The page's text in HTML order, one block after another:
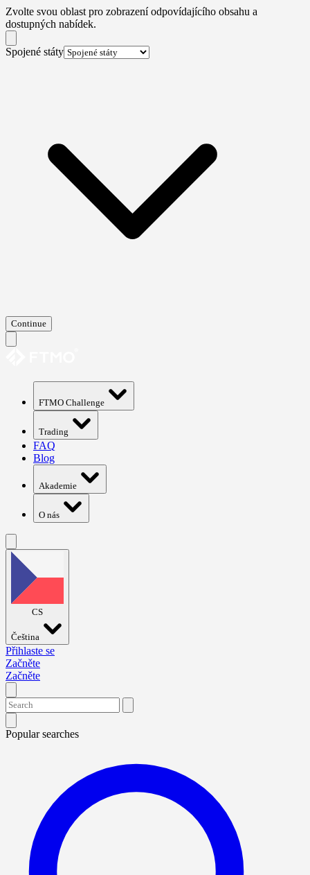
Zvolte svou oblast pro zobrazení odpovídajícího obsahu a
dostupných nabídek.
Spojené státy
Continue
FTMO Challenge
Trading
FAQ
Blog
Akademie
O nás
CS
Čeština
Přihlaste se
Začněte
Začněte
Popular searches